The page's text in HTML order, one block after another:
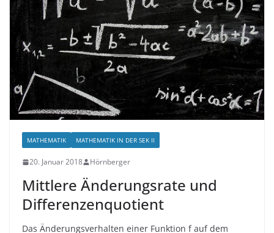
MATHEMATIK MATHEMATIK IN DER SEK II
20. Januar 2018 Hörnberger
Mittlere Änderungsrate und
Differenzenquotient
Das Änderungsverhalten einer Funktion f auf dem